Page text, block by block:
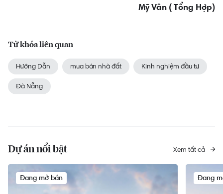
Mỹ Vân ( Tổng Hợp)
Từ khóa liên quan
Hướng Dẫn mua bán nhà đất Kinh nghiệm đầu tư
Đà Nẵng
Dự án nổi bật Xem tất cả
Đang mở bán Đang